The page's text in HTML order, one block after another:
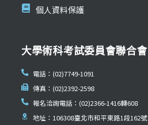
個人資料保護
大學術科考試委員會聯合會
電話：(02)7749-1091
傳真：(02)2392-2598
報名洽詢電話：(02)2366-1416轉608
地址：106308臺北市和平東路1段162號